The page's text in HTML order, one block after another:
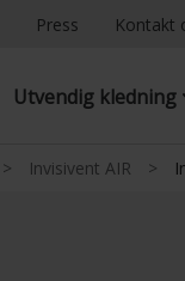
Press Kontakt
Utvendig kledning
> Invisivent AIR >